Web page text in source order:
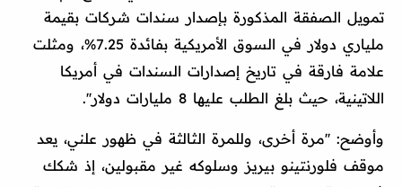
تمويل الصفقة المذكورة بإصدار سندات شركات بقيمة
ملياري دولار في السوق الأمريكية بفائدة 7.25%، ومثلت
علامة فارقة في تاريخ إصدارات السندات في أمريكا
اللاتينية، حيث بلغ الطلب عليها 8 مليارات دولار''.
وأوضح: ''مرة أخرى، وللمرة الثالثة في ظهور علني، يعد
موقف فلورنتينو بيريز وسلوكه غير مقبولين، إذ شكك